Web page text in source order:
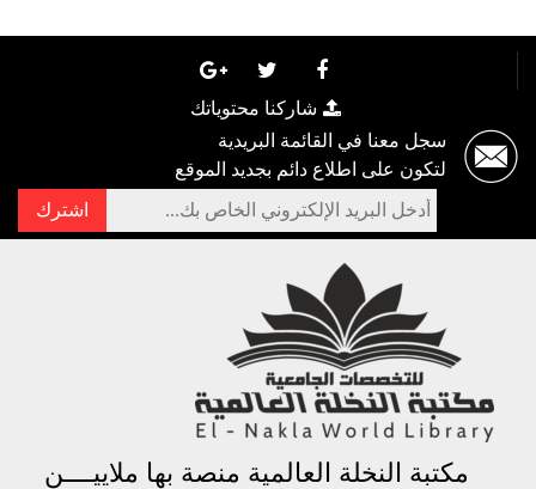
شاركنا محتوياتك
سجل معنا في القائمة البريدية
لتكون على اطلاع دائم بجديد الموقع
مكتبة النخلة العالمية منصة بها ملاييــــن